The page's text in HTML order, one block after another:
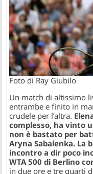
Foto di Ray Giubilo
Un match di altissimo
entrambe e finito in
crudele per l’altra.
complesso, ha vinto
non è bastato per
Aryna Sabalenka. La
incontro a dir poco
WTA 500 di Berlino
in due ore e tre quarti